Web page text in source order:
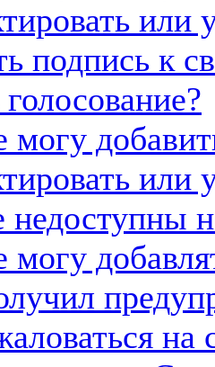
или
подпись к
или
на